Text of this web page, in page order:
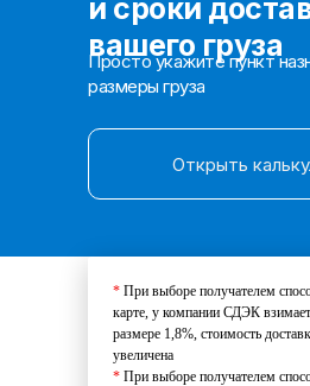
и сроки
вашего груза
Открыть
Просто укажите пункт
размеры груза
* При выборе получателем
карте, у компании СДЭК
размере 1,8%, стоимость
увеличена
* При выборе получателем